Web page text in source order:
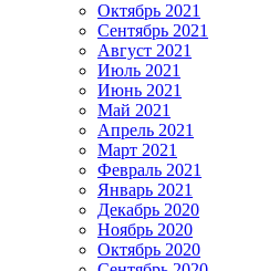
Октябрь 2021
Сентябрь 2021
Август 2021
Июль 2021
Июнь 2021
Май 2021
Апрель 2021
Март 2021
Февраль 2021
Январь 2021
Декабрь 2020
Ноябрь 2020
Октябрь 2020